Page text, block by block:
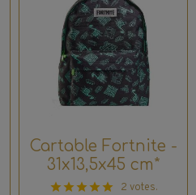
Cartable Fortnite -
31x13,5x45 cm*
2 votes.